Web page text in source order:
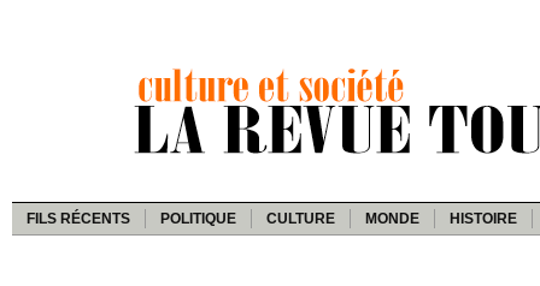
FILS RÉCENTS POLITIQUE CULTURE MONDE HISTOIRE